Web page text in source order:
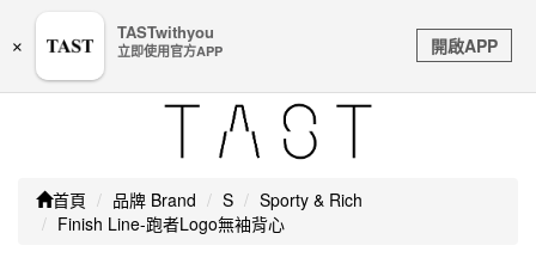
銀行帳戶或信用卡等個人資訊，如接到請立即掛斷或撥打
Toggle
navigation
首頁 品牌 Brand S
Sporty & Rich
Finish Line-跑者Logo無袖背心
×
TASTwithyou
立即使用官方APP 開啟APP